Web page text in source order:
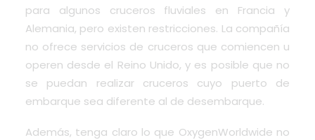
para algunos cruceros fluviales en Francia y
Alemania, pero existen restricciones. La compañía
no ofrece servicios de cruceros que comiencen u
operen desde el Reino Unido, y es posible que no
se puedan realizar cruceros cuyo puerto de
embarque sea diferente al de desembarque.
Además, tenga claro lo que OxygenWorldwide no